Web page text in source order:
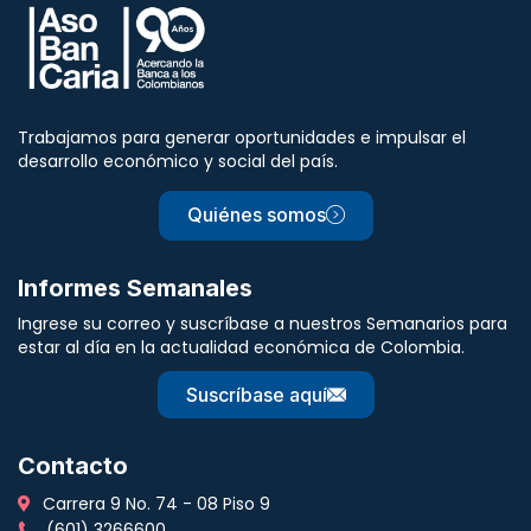
Trabajamos para generar oportunidades e impulsar el
desarrollo económico y social del país.
Quiénes somos
Informes Semanales
Ingrese su correo y suscríbase a nuestros Semanarios para
estar al día en la actualidad económica de Colombia.
Suscríbase aquí
Contacto
Carrera 9 No. 74 - 08 Piso 9